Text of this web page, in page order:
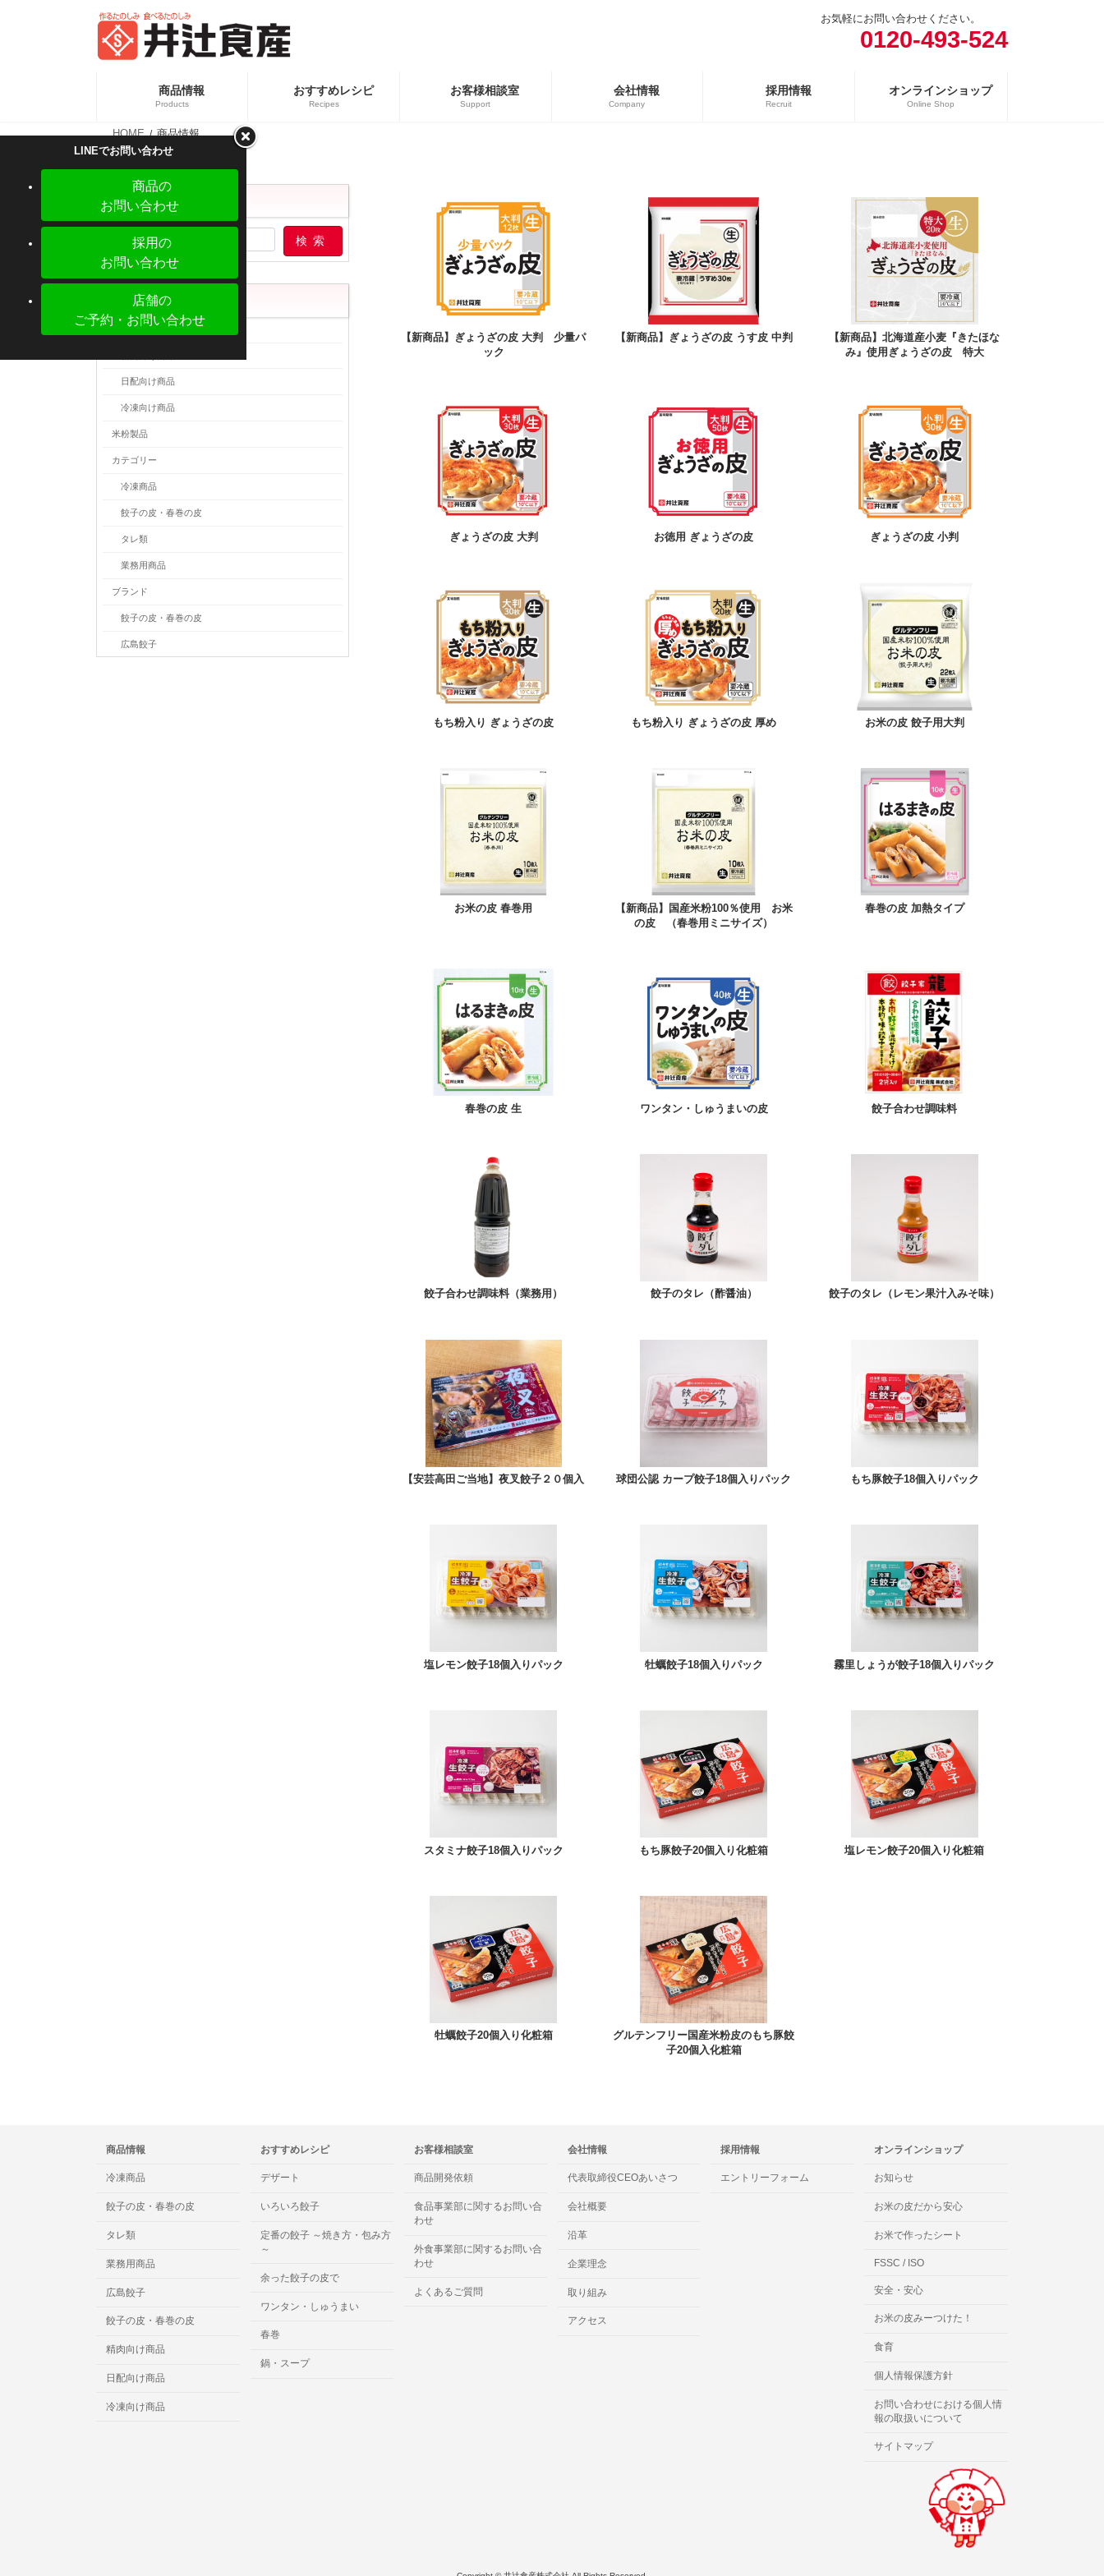
プ
動
お気軽にお問い合わせください。
0120-493-524
商品情報
Products
おすすめレシピ
Recipes
お客様相談室
Support
会社情報
Company
採用情報
Recruit
オンラインショップ
Online Shop
新商品情報
【新商品】ぎょうざの皮 大判 少量パック
餃子の皮・春巻の皮
HOME 商品情報
【新商品】ぎょうざの皮 大判 少量パ
ック
【新商品】ぎょうざの皮 うす皮 中判
【新商品】北海道産小麦『きたほな
み』使用ぎょうざの皮 特大
ぎょうざの皮 大判 お徳用 ぎょうざの皮 ぎょうざの皮 小判
もち粉入り ぎょうざの皮 もち粉入り ぎょうざの皮 厚め お米の皮 餃子用大判
お米の皮 春巻用
【新商品】国産米粉100％使用 お米
の皮 （春巻用ミニサイズ）
春巻の皮 加熱タイプ
春巻の皮 生 ワンタン・しゅうまいの皮 餃子合わせ調味料
餃子合わせ調味料（業務用） 餃子のタレ（酢醤油） 餃子のタレ（レモン果汁入みそ味）
【安芸高田ご当地】夜叉餃子２０個入 球団公認 カープ餃子18個入りパック もち豚餃子18個入りパック
塩レモン餃子18個入りパック 牡蠣餃子18個入りパック 霧里しょうが餃子18個入りパック
スタミナ餃子18個入りパック もち豚餃子20個入り化粧箱 塩レモン餃子20個入り化粧箱
牡蠣餃子20個入り化粧箱
グルテンフリー国産米粉皮のもち豚餃
子20個入化粧箱
商品検索
カテゴリー
売場
日配向け商品
冷凍向け商品
米粉製品
カテゴリー
冷凍商品
餃子の皮・春巻の皮
タレ類
業務用商品
ブランド
餃子の皮・春巻の皮
広島餃子
商品情報
冷凍商品
餃子の皮・春巻の皮
タレ類
業務用商品
広島餃子
餃子の皮・春巻の皮
精肉向け商品
日配向け商品
冷凍向け商品
おすすめレシピ
デザート
いろいろ餃子
定番の餃子 ～焼き方・包み方
～
余った餃子の皮で
ワンタン・しゅうまい
春巻
鍋・スープ
お客様相談室
商品開発依頼
食品事業部に関するお問い合
わせ
外食事業部に関するお問い合
わせ
よくあるご質問
会社情報
代表取締役CEOあいさつ
会社概要
沿革
企業理念
取り組み
アクセス
採用情報
エントリーフォーム
オンラインショップ
お知らせ
お米の皮だから安心
お米で作ったシート
FSSC / ISO
安全・安心
お米の皮みーつけた！
食育
個人情報保護方針
お問い合わせにおける個人情
報の取扱いについて
サイトマップ
LINEでお問い合わせ
商品の
お問い合わせ
採用の
お問い合わせ
店舗の
ご予約・お問い合わせ